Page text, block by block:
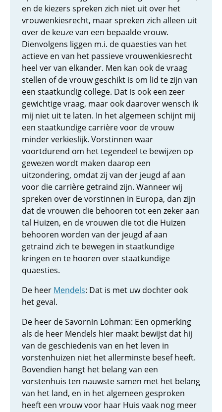
en de kiezers spreken zich niet uit over het
vrouwenkiesrecht, maar spreken zich alleen uit
over de keuze van een bepaalde vrouw.
Dienvolgens liggen m.i. de quaesties van het
actieve en van het passieve vrouwenkiesrecht
heel ver van elkander. Men kan ook de vraag
stellen of de vrouw geschikt is om lid te zijn van
een staatkundig college. Dat is ook een zeer
gewichtige vraag, maar ook daarover wensch ik
mij niet uit te laten. In het algemeen schijnt mij
een staatkundige carrière voor de vrouw
minder verkieslijk. Vorstinnen waar
voortdurend om het tegendeel te bewijzen op
gewezen wordt maken daarop een
uitzondering, omdat zij van der jeugd af aan
voor die carrière getraind zijn. Wanneer wij
spreken over de vorstinnen in Europa, dan zijn
dat de vrouwen die behooren tot een zeker aan
tal Huizen, en de vrouwen die tot die Huizen
behooren worden van der jeugd af aan
getraind zich te bewegen in staatkundige
kringen en te hooren over staatkundige
quaesties.
De heer Mendels: Dat is met uw dochter ook
het geval.
De heer de Savornin Lohman: Een opmerking
als de heer Mendels hier maakt bewijst dat hij
van de geschiedenis van en het leven in
vorstenhuizen niet het allerminste besef heeft.
Bovendien hangt het belang van een
vorstenhuis ten nauwste samen met het belang
van het land, en in het algemeen gesproken
heeft een vrouw voor haar Huis vaak nog meer